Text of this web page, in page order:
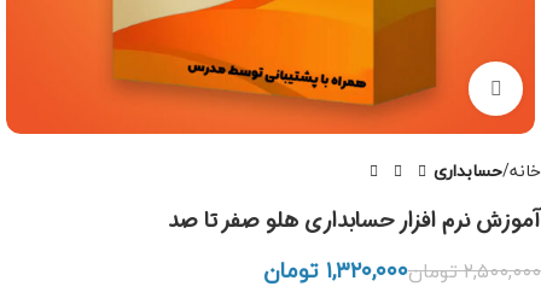
بزرگنمایی تصویر
خانه حسابداری
آموزش نرم افزار حسابداری هلو صفر تا صد
۲,۵۰۰,۰۰۰تومان۱,۳۲۰,۰۰۰ تومان